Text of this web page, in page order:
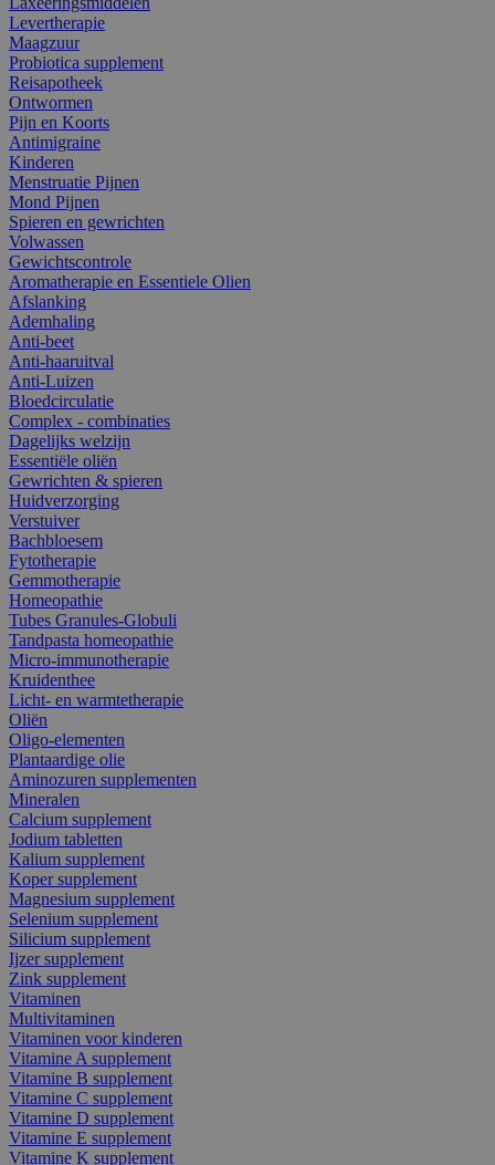
Levertherapie
Maagzuur
Probiotica supplement
Reisapotheek
Ontwormen
Pijn en Koorts
Antimigraine
Kinderen
Menstruatie Pijnen
Mond Pijnen
Spieren en gewrichten
Volwassen
Gewichtscontrole
Aromatherapie en Essentiele Olien
Afslanking
Ademhaling
Anti-beet
Anti-haaruitval
Anti-Luizen
Bloedcirculatie
Complex - combinaties
Dagelijks welzijn
Essentiële oliën
Gewrichten & spieren
Huidverzorging
Verstuiver
Bachbloesem
Fytotherapie
Gemmotherapie
Homeopathie
Tubes Granules-Globuli
Tandpasta homeopathie
Micro-immunotherapie
Kruidenthee
Licht- en warmtetherapie
Oliën
Oligo-elementen
Plantaardige olie
Aminozuren supplementen
Mineralen
Calcium supplement
Jodium tabletten
Kalium supplement
Koper supplement
Magnesium supplement
Selenium supplement
Silicium supplement
Ijzer supplement
Zink supplement
Vitaminen
Multivitaminen
Vitaminen voor kinderen
Vitamine A supplement
Vitamine B supplement
Vitamine C supplement
Vitamine D supplement
Vitamine E supplement
Vitamine K supplement